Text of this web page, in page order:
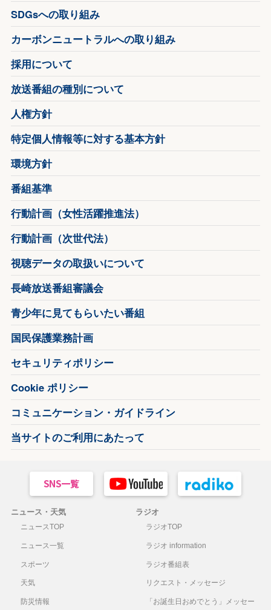
SDGsへの取り組み
カーボンニュートラルへの取り組み
採用について
放送番組の種別について
人権方針
特定個人情報等に対する基本方針
環境方針
番組基準
行動計画（女性活躍推進法）
行動計画（次世代法）
視聴データの取扱いについて
長崎放送番組審議会
青少年に見てもらいたい番組
国民保護業務計画
セキュリティポリシー
Cookie ポリシー
コミュニケーション・ガイドライン
当サイトのご利用にあたって
ニュース・天気
ニュースTOP
ニュース一覧
スポーツ
天気
防災情報
ラジオ
ラジオTOP
ラジオ information
ラジオ番組表
リクエスト・メッセージ
「お誕生日おめでとう」メッセー